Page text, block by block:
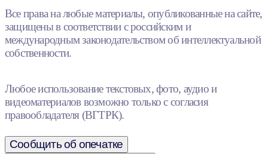
Все права на любые материалы, опубликованные на сайте,
защищены в соответствии с российским и
международным законодательством об интеллектуальной
собственности.
Любое использование текстовых, фото, аудио и
видеоматериалов возможно только с согласия
правообладателя (ВГТРК).
Сообщить об опечатке